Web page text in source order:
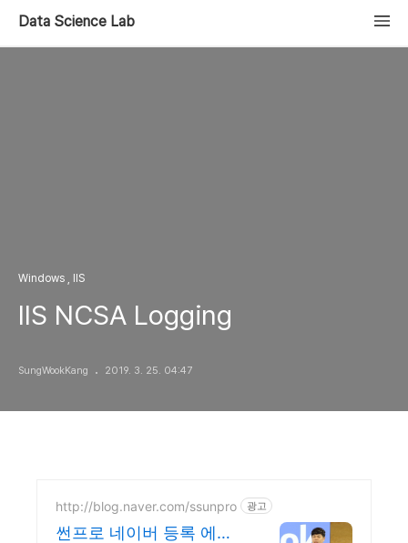
Data Science Lab
Windows , IIS
IIS NCSA Logging
SungWookKang 2019. 3. 25. 04:47
http://blog.naver.com/ssunpro 광고
썬프로 네이버 등록 에이